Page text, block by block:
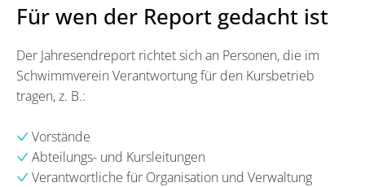
Für wen der Report gedacht ist
Der Jahresendreport richtet sich an Personen, die im
Schwimmverein Verantwortung für den Kursbetrieb
tragen, z. B.:
Vorstände
Abteilungs- und Kursleitungen
Verantwortliche für Organisation und Verwaltung